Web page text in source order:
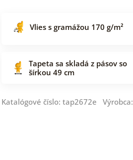
Vlies s gramážou 170 g/m²
Tapeta sa skladá z pásov so
šírkou 49 cm
Katalógové číslo: tap2672e Výrobca: